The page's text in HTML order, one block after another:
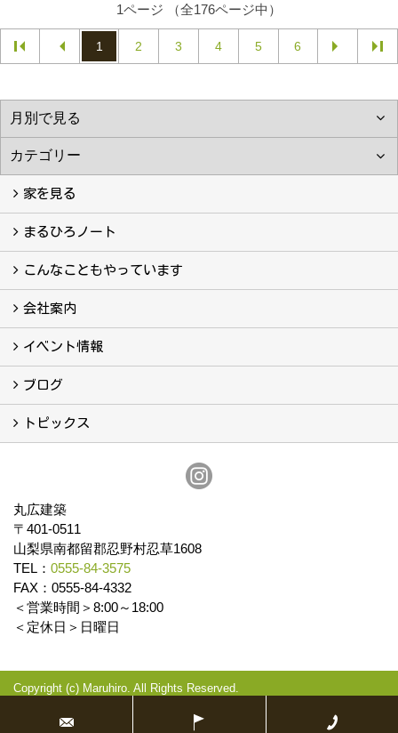
1ページ （全176ページ中）
1 2 3 4 5 6
家を見る
フォトギャラリー
現場レポート
完工事例
お客様の声
まるひろノート
真っ直ぐの家づくり
自慢の大工たち
こだわりの自然素材
快適な家のエッセンス
注文住宅ができるまで
こんなこともやっています
こんなこともやっています
会社案内
会社案内
まるひろの人
スタッフ紹介
プライバシーポリシー
イベント情報
イベント予告
イベント報告
ブログ
ブログ
トピックス
丸広建築
〒401-0511
山梨県南都留郡忍野村忍草1608
TEL： 0555-84-3575
FAX：0555-84-4332
＜営業時間＞8:00～18:00
＜定休日＞日曜日
Copyright (c) Maruhiro. All Rights Reserved.